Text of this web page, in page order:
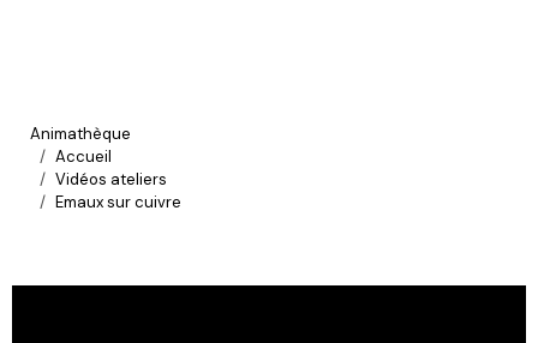
Animathèque
Accueil
Vidéos ateliers
Emaux sur cuivre